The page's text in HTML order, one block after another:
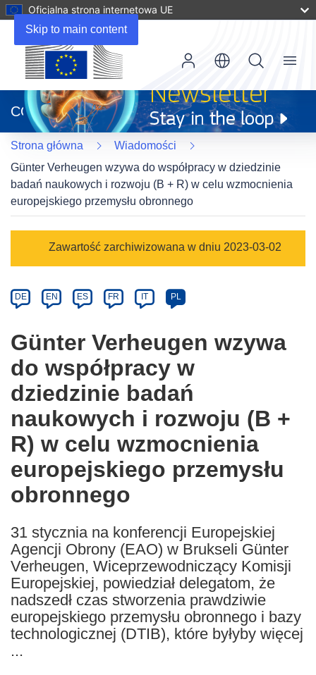
Skip to main content
Oficjalna strona internetowa UE
otworzy
się
w
nowym
oknie)
CORDIS
Menu
Strona główna
Wiadomości
Günter Verheugen wzywa do współpracy w dziedzinie
badań naukowych i rozwoju (B + R) w celu wzmocnienia
europejskiego przemysłu obronnego
Category
Zawartość zarchiwizowana w dniu 2023-03-02
Article
available
the
following
languages:
DE EN ES FR IT PL
Günter Verheugen wzywa
do współpracy w
dziedzinie badań
naukowych i rozwoju (B +
R) w celu wzmocnienia
europejskiego przemysłu
obronnego
31 stycznia na konferencji Europejskiej
Agencji Obrony (EAO) w Brukseli Günter
Verheugen, Wiceprzewodniczący Komisji
Europejskiej, powiedział delegatom, że
nadszedł czas stworzenia prawdziwie
europejskiego przemysłu obronnego i bazy
technologicznej (DTIB), które byłyby więcej
...